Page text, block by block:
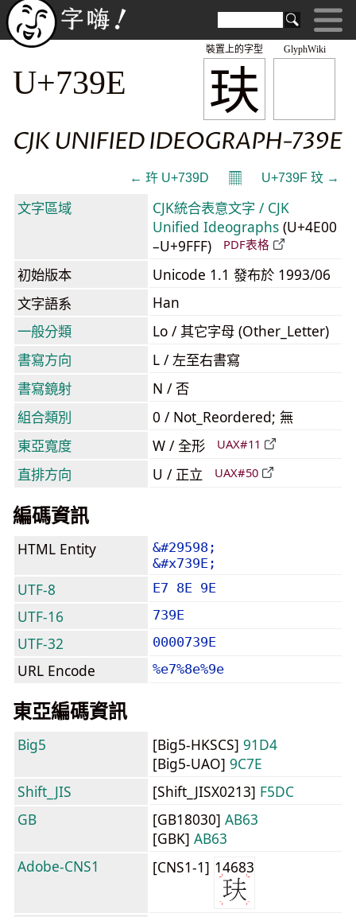
GlyphWiki
玞
裝置上的字型
U+739E
CJK UNIFIED IDEOGRAPH-739E
← 玝 U+739D 𝄜 U+739F 玟 →
文字區域
CJK統合表意文字 / CJK
Unified Ideographs (U+4E00
–U+9FFF)
PDF表格
初始版本
Unicode 1.1 發布於 1993/06
文字語系
Han
一般分類
Lo / 其它字母 (Other_Letter)
書寫方向
L / 左至右書寫
書寫鏡射
N / 否
組合類別
0 / Not_Reordered; 無
東亞寬度
W / 全形 UAX#11
直排方向 U / 正立 UAX#50
編碼資訊
HTML Entity
&#29598;
&#x739E;
UTF-8 E7 8E 9E
UTF-16 739E
UTF-32 0000739E
URL Encode %e7%8e%9e
東亞編碼資訊
Big5 [Big5-HKSCS] 91D4
[Big5-UAO] 9C7E
Shift_JIS
[Shift_JISX0213] F5DC
GB
[GB18030] AB63
[GBK] AB63
Adobe-CNS1
[CNS1-1] 14683